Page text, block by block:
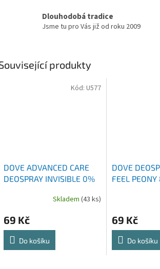
Dlouhodobá tradice
Jsme tu pro Vás již od roku 2009
produkty
DOVE ADVANCED CARE
DEOSPRAY INVISIBLE 0%
Skladem (43 ks)
69 Kč
Do košíku
Kód: U577
DOVE
FEEL
69 Kč
Do košíku